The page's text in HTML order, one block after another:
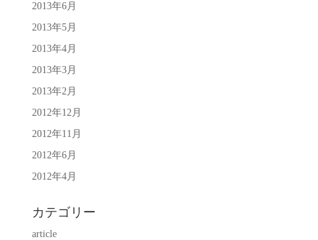
2013年6月
2013年5月
2013年4月
2013年3月
2013年2月
2012年12月
2012年11月
2012年6月
2012年4月
カテゴリー
article